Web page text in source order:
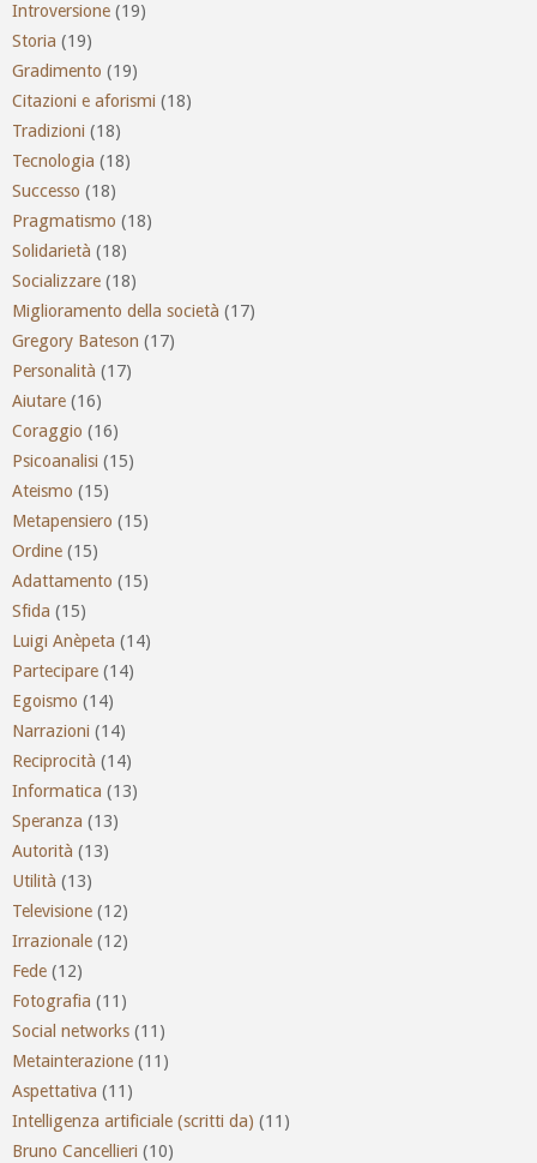
Introversione (19)
Storia (19)
Gradimento (19)
Citazioni e aforismi (18)
Tradizioni (18)
Tecnologia (18)
Successo (18)
Pragmatismo (18)
Solidarietà (18)
Socializzare (18)
Miglioramento della società (17)
Gregory Bateson (17)
Personalità (17)
Aiutare (16)
Coraggio (16)
Psicoanalisi (15)
Ateismo (15)
Metapensiero (15)
Ordine (15)
Adattamento (15)
Sfida (15)
Luigi Anèpeta (14)
Partecipare (14)
Egoismo (14)
Narrazioni (14)
Reciprocità (14)
Informatica (13)
Speranza (13)
Autorità (13)
Utilità (13)
Televisione (12)
Irrazionale (12)
Fede (12)
Fotografia (11)
Social networks (11)
Metainterazione (11)
Aspettativa (11)
Intelligenza artificiale (scritti da) (11)
Bruno Cancellieri (10)